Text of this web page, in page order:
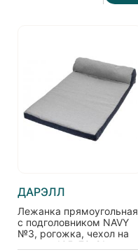
ДАРЭЛЛ
Лежанка прямоугольная
с подголовником NAVY
№3, рогожка, чехол на
молнии 105*70*21см,